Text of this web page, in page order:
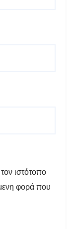
ιστότοπο
φορά που